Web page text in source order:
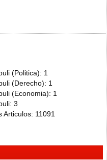
(Politica): 1
(Derecho): 1
(Economia): 1
3
Articulos: 11091